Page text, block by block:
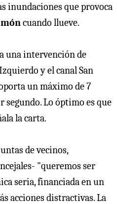
inundaciones que provoca
cuando llueve.
una intervención de
y el canal San
un máximo de 7
segundo. Lo óptimo es que
la carta.
de vecinos,
"queremos ser
seria, financiada en un
acciones distractivas. La